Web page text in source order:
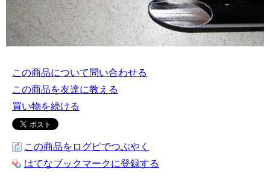
この商品について問い合わせる
この商品を友達に教える
買い物を続ける
この商品をログピでつぶやく
はてなブックマークに登録する